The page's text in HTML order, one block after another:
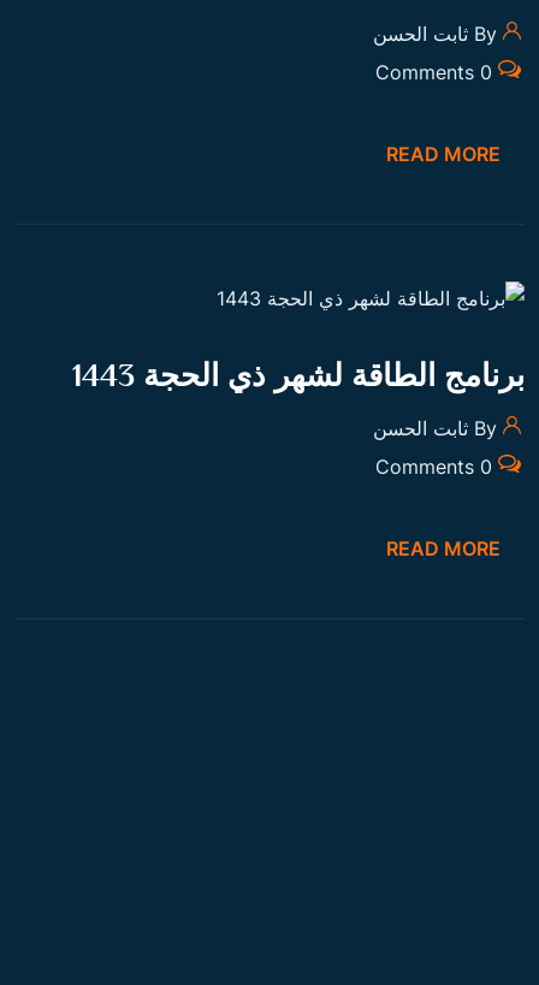
0 Comments
READ MORE
برنامج الطاقة لشهر ذي الحجة 1443
0 Comments
READ MORE